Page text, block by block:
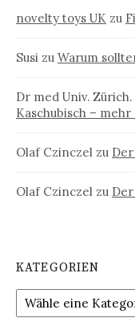
novelty toys UK zu
Susi zu Warum
Dr med Univ.
Kaschubisch –
Olaf Czinczel zu
Olaf Czinczel zu
KATEGORIEN